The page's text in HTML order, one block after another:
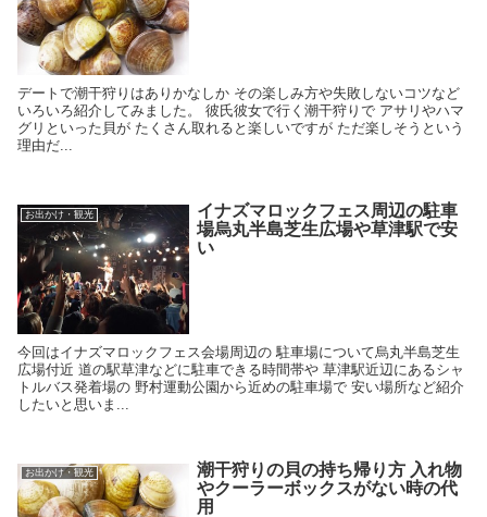
デートで潮干狩りはありかなしか その楽しみ方や失敗しないコツなど
いろいろ紹介してみました。 彼氏彼女で行く潮干狩りで アサリやハマ
グリといった貝が たくさん取れると楽しいですが ただ楽しそうという
理由だ...
お出かけ・観光
イナズマロックフェス周辺の駐車
場烏丸半島芝生広場や草津駅で安
い
今回はイナズマロックフェス会場周辺の 駐車場について烏丸半島芝生
広場付近 道の駅草津などに駐車できる時間帯や 草津駅近辺にあるシャ
トルバス発着場の 野村運動公園から近めの駐車場で 安い場所など紹介
したいと思いま...
お出かけ・観光
潮干狩りの貝の持ち帰り方 入れ物
やクーラーボックスがない時の代
用